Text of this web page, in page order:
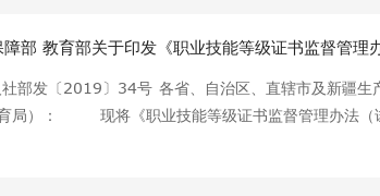
障部 教育部关于印发《职业技能等级证书监督管理
部发〔2019〕34号 各省、自治区、直辖市及新疆生
育局）： 现将《职业技能等级证书监督管理办法
社会保障部教育部 201